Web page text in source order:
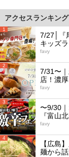
アクセスランキング
1
7/27│『
キッズ
favy
2
7/31〜
店！濃
favy
3
〜9/30
『富山
favy
4
【広島
麺から